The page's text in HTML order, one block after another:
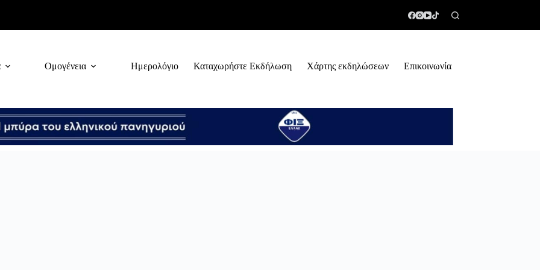
Ομογένεια Ημερολόγιο Καταχωρήστε Εκδήλωση Χάρτης εκδηλώσεων Επικοινωνία